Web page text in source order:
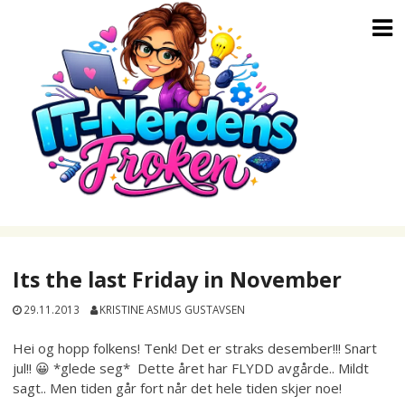
Its the last Friday in November
29.11.2013 KRISTINE ASMUS GUSTAVSEN
Hei og hopp folkens! Tenk! Det er straks desember!!! Snart
jul!! 😀 *glede seg* Dette året har FLYDD avgårde.. Mildt
sagt.. Men tiden går fort når det hele tiden skjer noe!